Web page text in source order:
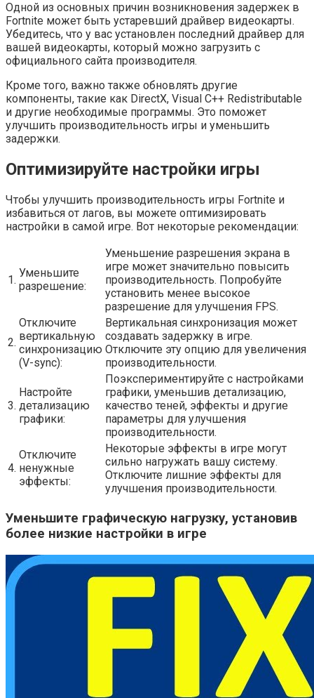
Одной из основных причин возникновения задержек в
Fortnite может быть устаревший драйвер видеокарты.
Убедитесь, что у вас установлен последний драйвер для
вашей видеокарты, который можно загрузить с
официального сайта производителя.
Кроме того, важно также обновлять другие
компоненты, такие как DirectX, Visual C++ Redistributable
и другие необходимые программы. Это поможет
улучшить производительность игры и уменьшить
задержки.
Оптимизируйте настройки игры
Чтобы улучшить производительность игры Fortnite и
избавиться от лагов, вы можете оптимизировать
настройки в самой игре. Вот некоторые рекомендации:
1.
Уменьшите
разрешение:
Уменьшение разрешения экрана в
игре может значительно повысить
производительность. Попробуйте
установить менее высокое
разрешение для улучшения FPS.
2.
Отключите
вертикальную
синхронизацию
(V-sync):
Вертикальная синхронизация может
создавать задержку в игре.
Отключите эту опцию для увеличения
производительности.
3.
Настройте
детализацию
графики:
Поэкспериментируйте с настройками
графики, уменьшив детализацию,
качество теней, эффекты и другие
параметры для улучшения
производительности.
4.
Отключите
ненужные
эффекты:
Некоторые эффекты в игре могут
сильно нагружать вашу систему.
Отключите лишние эффекты для
улучшения производительности.
Уменьшите графическую нагрузку, установив
более низкие настройки в игре